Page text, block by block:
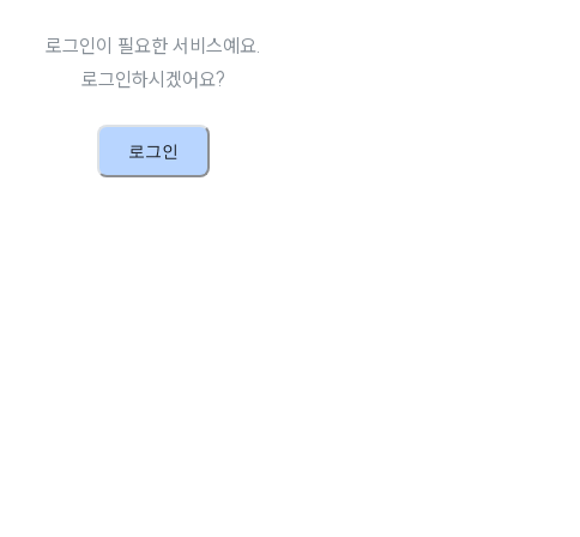
로그인이 필요한 서비스예요.
로그인하시겠어요?
로그인